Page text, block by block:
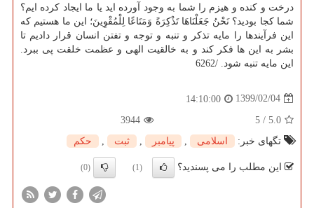
درخت و كنده و هیزم را شما به وجود آورده اید یا ما ایجاد كرده ایم؟
شما كجا بودید؟ نَحْنُ جَعَلْنَاهَا تَذْكِرَةً وَمَتَاعًا لِلْمُقْوِینَ؛ این ما هستیم كه
این فرآیندها را مایه تذكر و تنبه و توجه و تفتن انسان قرار دادیم تا
بشر به این ها فكر كند و به خالقیت الهی و عظمت خلقت پی ببرد.
این مایه تنبه شود. /6262
1399/02/04
14:10:00
5.0
/
5
3944
تگهای خبر:
اسلامی پیامبر ثبت حكم
این مطلب را می پسندید؟ (1)
(0)